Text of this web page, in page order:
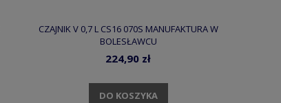
CZAJNIK V 0,7 L CS16 070S MANUFAKTURA W
BOLESŁAWCU
224,90 zł
DO KOSZYKA